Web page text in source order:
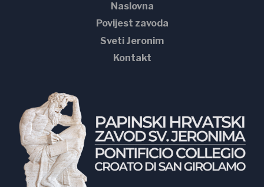
Naslovna
Povijest zavoda
Sveti Jeronim
Kontakt